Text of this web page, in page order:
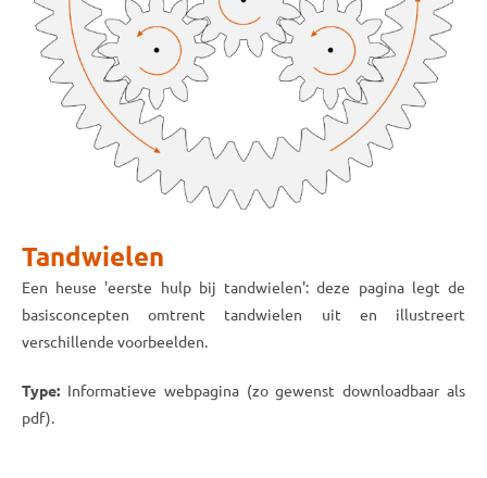
Tandwielen
Een heuse 'eerste hulp bij tandwielen': deze pagina legt de
basisconcepten omtrent tandwielen uit en illustreert
verschillende voorbeelden.
Type: Informatieve webpagina (zo gewenst downloadbaar als
pdf).